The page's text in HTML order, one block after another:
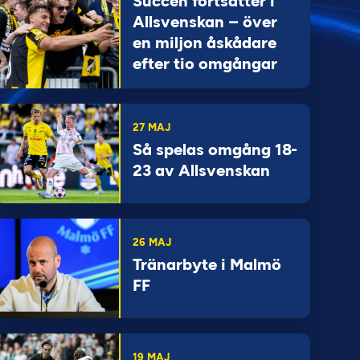
Allsvenskan – över
en miljon åskådare
efter tio omgångar
27 MAJ
Så spelas omgång 18-
23 av Allsvenskan
26 MAJ
Tränarbyte i Malmö
FF
19 MAJ